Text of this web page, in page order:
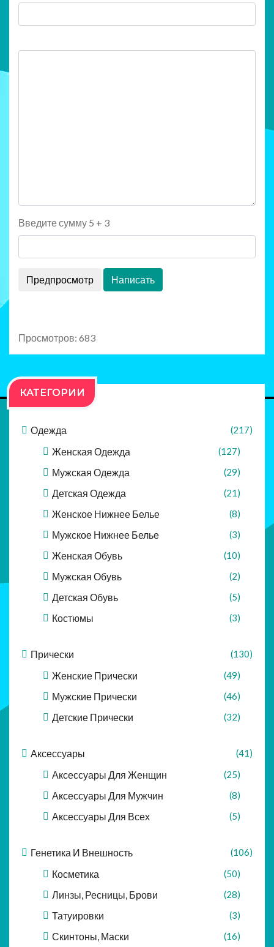
Введите сумму 5 + 3
Просмотров: 683
КАТЕГОРИИ
Одежда (217)
Женская Одежда (127)
Мужская Одежда (29)
Детская Одежда (21)
Женское Нижнее Белье (8)
Мужское Нижнее Белье (3)
Женская Обувь (10)
Мужская Обувь (2)
Детская Обувь (5)
Костюмы (3)
Прически (130)
Женские Прически (49)
Мужские Прически (46)
Детские Прически (32)
Аксессуары (41)
Аксессуары Для Женщин (25)
Аксессуары Для Мужчин (8)
Аксессуары Для Всех (5)
Генетика И Внешность (106)
Косметика (50)
Линзы, Ресницы, Брови (28)
Татуировки (3)
Скинтоны, Маски (16)